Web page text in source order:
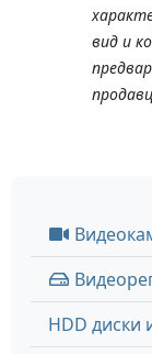
вид и
HDD диски